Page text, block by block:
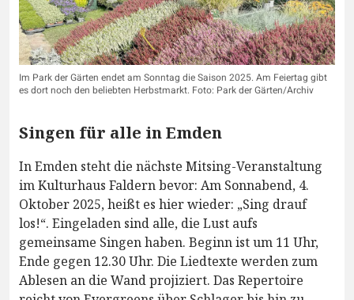
Im Park der Gärten endet am Sonntag die Saison 2025. Am Feiertag gibt
es dort noch den beliebten Herbstmarkt. Foto: Park der Gärten/Archiv
Singen für alle in Emden
In Emden steht die nächste Mitsing-Veranstaltung
im Kulturhaus Faldern bevor: Am Sonnabend, 4.
Oktober 2025, heißt es hier wieder: „Sing drauf
los!“. Eingeladen sind alle, die Lust aufs
gemeinsame Singen haben. Beginn ist um 11 Uhr,
Ende gegen 12.30 Uhr. Die Liedtexte werden zum
Ablesen an die Wand projiziert. Das Repertoire